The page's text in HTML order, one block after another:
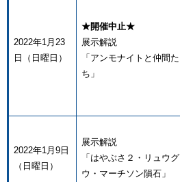
2022年1月23
日（日曜日）
★開催中止★
展示解説
「アンモナイトと仲間た
ち」
2022年1月9日
（日曜日）
展示解説
「はやぶさ２・リュウグ
ウ・マーチソン隕石」